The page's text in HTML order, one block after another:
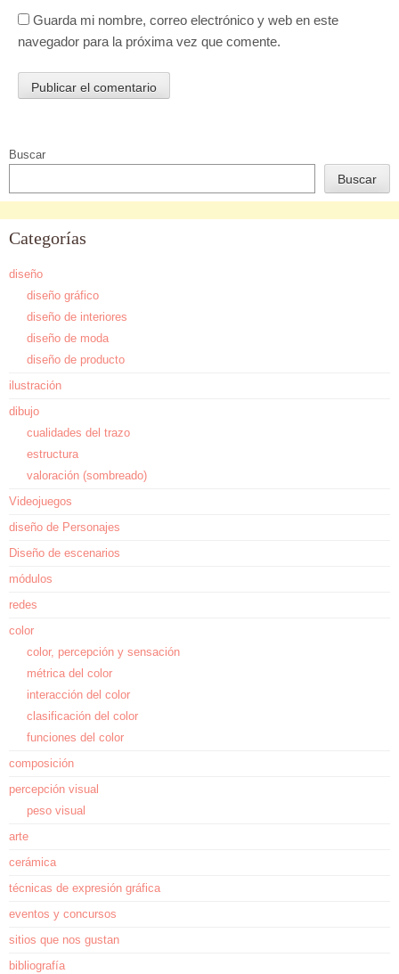
Guarda mi nombre, correo electrónico y web en este
navegador para la próxima vez que comente.
Buscar
Buscar
Categorías
diseño
diseño gráfico
diseño de interiores
diseño de moda
diseño de producto
ilustración
dibujo
cualidades del trazo
estructura
valoración (sombreado)
Videojuegos
diseño de Personajes
Diseño de escenarios
módulos
redes
color
color, percepción y sensación
métrica del color
interacción del color
clasificación del color
funciones del color
composición
percepción visual
peso visual
arte
cerámica
técnicas de expresión gráfica
eventos y concursos
sitios que nos gustan
bibliografía